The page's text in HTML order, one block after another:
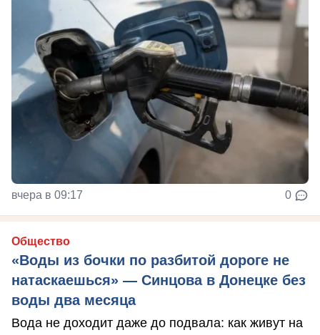
вчера в 09:17 0
Общество
«Воды из бочки по разбитой дороге не
натаскаешься» — Синцова в Донецке без
воды два месяца
Вода не доходит даже до подвала: как живут на